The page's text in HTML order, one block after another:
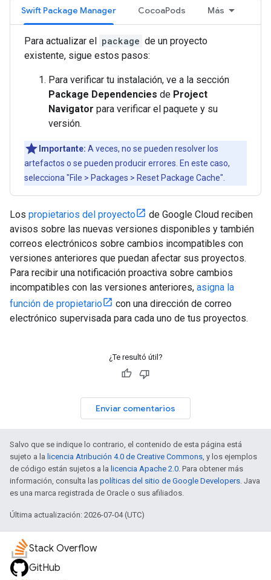
Swift Package Manager CocoaPods Más
Para actualizar el package de un proyecto
existente, sigue estos pasos:
Para verificar tu instalación, ve a la sección
Package Dependencies de Project
Navigator para verificar el paquete y su
versión.
Importante: A veces, no se pueden resolver los
artefactos o se pueden producir errores. En este caso,
selecciona "File > Packages > Reset Package Cache".
Los propietarios del proyecto
de Google Cloud reciben
avisos sobre las nuevas versiones disponibles y también
correos electrónicos sobre cambios incompatibles con
versiones anteriores que puedan afectar sus proyectos.
Para recibir una notificación proactiva sobre cambios
incompatibles con las versiones anteriores, asigna la
función de propietario
con una dirección de correo
electrónico supervisada para cada uno de tus proyectos.
¿Te resultó útil?
Enviar comentarios
Salvo que se indique lo contrario, el contenido de esta página está
sujeto a la licencia Atribución 4.0 de Creative Commons, y los ejemplos
de código están sujetos a la licencia Apache 2.0. Para obtener más
información, consulta las políticas del sitio de Google Developers. Java
es una marca registrada de Oracle o sus afiliados.
Última actualización: 2026-07-04 (UTC)
Stack Overflow
GitHub